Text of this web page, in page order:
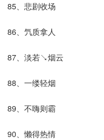
85、悲剧收场
86、氕质拿人
87、淡若↘烟云
88、一缕轻烟
89、不嗨则霸
90、懒得热情